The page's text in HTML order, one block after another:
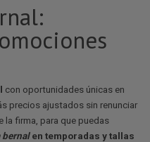
con oportunidades únicas en
precios ajustados sin renunciar
la firma, para que puedas
bernalen temporadas y tallas